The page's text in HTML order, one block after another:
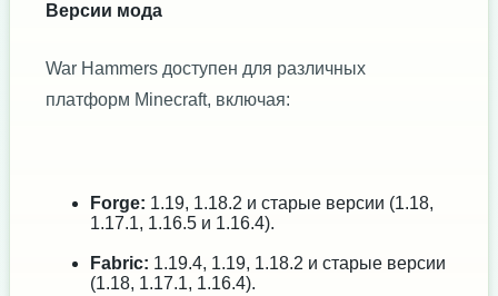
Версии мода
War Hammers доступен для различных
платформ Minecraft, включая:
Forge: 1.19, 1.18.2 и старые версии (1.18,
1.17.1, 1.16.5 и 1.16.4).
Fabric: 1.19.4, 1.19, 1.18.2 и старые версии
(1.18, 1.17.1, 1.16.4).